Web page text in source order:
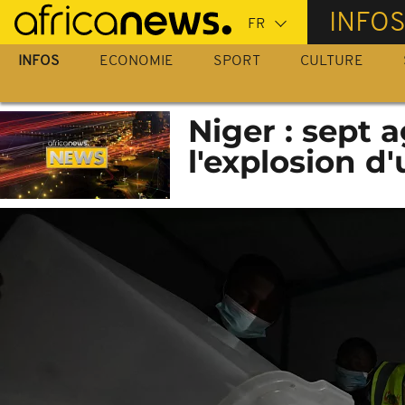
Passer
au
contenu
INFOS
INFOS ECONOMIE SPORT CULTURE
Niger : sept
l'explosion